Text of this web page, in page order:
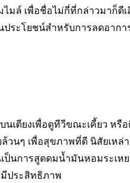
มล์ เพื่อชื่อไม่กี่ที่กล่าวมาก็ดีเ
ประโยชน์สำหรับการลดอากา
เตียงเพื่อดูทีวีขณะเคี้ยว หรื
วนๆ เพื่อสุขภาพที่ดี นิสัยเหล่
ป็นการสูดดมน้ำมันหอมระเห
ประสิทธิภาพ